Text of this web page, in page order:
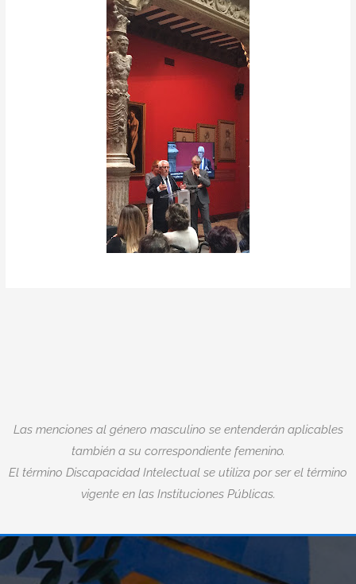
Las menciones al género masculino se entenderán aplicables
también a su correspondiente femenino.
El término Discapacidad Intelectual se utiliza por ser el término
vigente en las Instituciones Públicas.